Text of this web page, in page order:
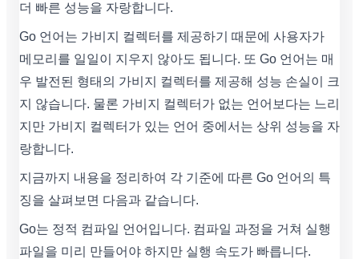
더 빠른 성능을 자랑합니다.
Go 언어는 가비지 컬렉터를 제공하기 때문에 사용자가
메모리를 일일이 지우지 않아도 됩니다. 또 Go 언어는 매
우 발전된 형태의 가비지 컬렉터를 제공해 성능 손실이 크
지 않습니다. 물론 가비지 컬렉터가 없는 언어보다는 느리
지만 가비지 컬렉터가 있는 언어 중에서는 상위 성능을 자
랑합니다.
지금까지 내용을 정리하여 각 기준에 따른 Go 언어의 특
징을 살펴보면 다음과 같습니다.
Go는 정적 컴파일 언어입니다. 컴파일 과정을 거쳐 실행
파일을 미리 만들어야 하지만 실행 속도가 빠릅니다.